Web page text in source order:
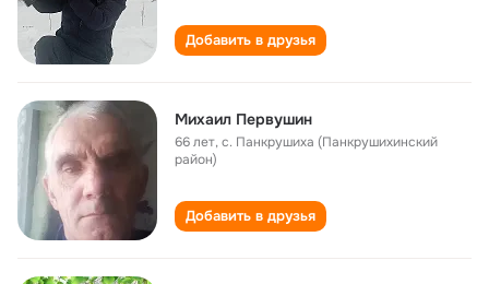
Добавить в друзья
Михаил Первушин
66 лет,с. Панкрушиха (Панкрушихинский
район)
Добавить в друзья